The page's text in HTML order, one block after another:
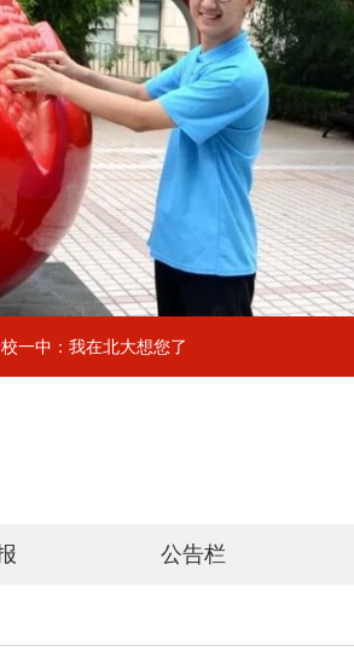
一中：我在北大想您了
公告栏